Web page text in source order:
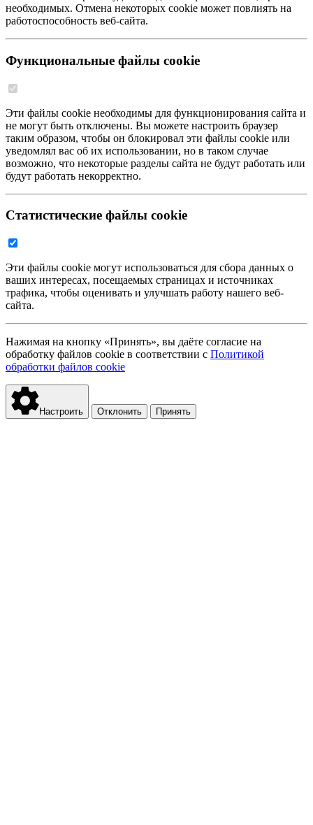
необходимых. Отмена некоторых cookie может повлиять на
работоспособность веб-сайта.
Функциональные файлы cookie
Эти файлы cookie необходимы для функционирования сайта и
не могут быть отключены. Вы можете настроить браузер
таким образом, чтобы он блокировал эти файлы cookie или
уведомлял вас об их использовании, но в таком случае
возможно, что некоторые разделы сайта не будут работать или
будут работать некорректно.
Статистические файлы cookie
Эти файлы cookie могут использоваться для сбора данных о
ваших интересах, посещаемых страницах и источниках
трафика, чтобы оценивать и улучшать работу нашего веб-
сайта.
Нажимая на кнопку «Принять», вы даёте согласие на
обработку файлов cookie в соответствии с Политикой
обработки файлов cookie
Настроить Отклонить Принять